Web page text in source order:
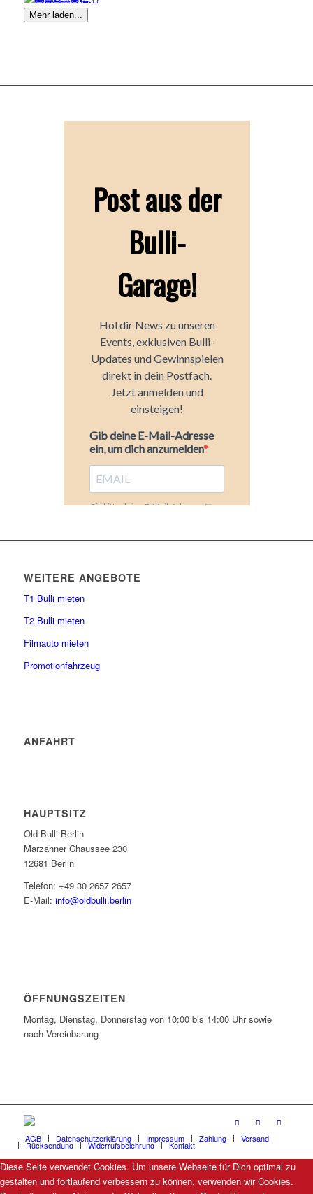
Mehr laden...
WEITERE ANGEBOTE
T1 Bulli mieten
T2 Bulli mieten
Filmauto mieten
Promotionfahrzeug
ANFAHRT
HAUPTSITZ
Old Bulli Berlin
Marzahner Chaussee 230
12681 Berlin
Telefon: +49 30 2657 2657
E-Mail: info@oldbulli.berlin
ÖFFNUNGSZEITEN
Montag, Dienstag, Donnerstag von 10:00 bis 14:00 Uhr sowie
nach Vereinbarung
AGB Datenschutzerklärung Impressum Zahlung Versand
Rücksendung Widerrufsbelehrung Kontakt
Diese Seite verwendet Cookies. Um unsere Webseite für Dich optimal zu
gestalten und fortlaufend verbessern zu können, verwenden wir Cookies.